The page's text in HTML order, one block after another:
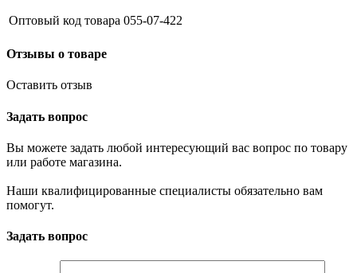
Оптовый код товара 055-07-422
Отзывы о товаре
Оставить отзыв
Задать вопрос
Вы можете задать любой интересующий вас вопрос по товару
или работе магазина.
Наши квалифицированные специалисты обязательно вам
помогут.
Задать вопрос